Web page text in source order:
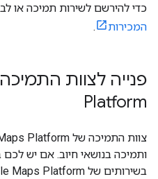
כדי להירשם לשירות תמיכה או
המכירות
.
Platform
ותמיכה בנושאי חיוב. אם יש